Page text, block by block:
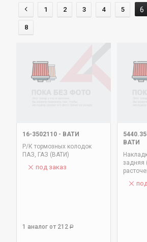
1 2 3 4 5 6
8
16-3502110 - ВАТИ
Р/К тормозных колодок
ПАЗ, ГАЗ (ВАТИ)
под заказ
1 аналог от 212 Р
ВАТИ
задняя